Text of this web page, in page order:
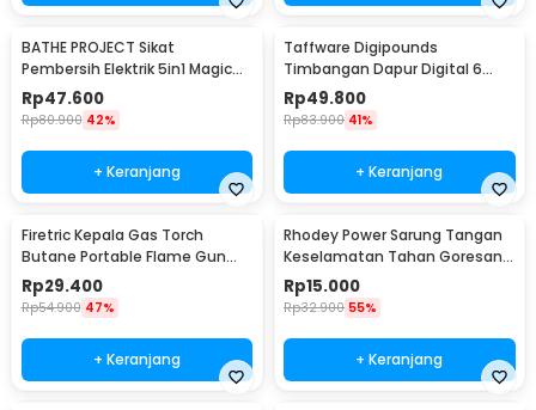
BATHE PROJECT Sikat
Pembersih Elektrik 5in1 Magic
Brush Rechargeable - WQ8110
Rp47.600
Rp80.900 42%
+ Keranjang
Taffware Digipounds
Timbangan Dapur Digital 6
Satuan 1kg 0.1g - i2000
Rp49.800
Rp83.900 41%
+ Keranjang
Firetric Kepala Gas Torch
Butane Portable Flame Gun
Adjustable - 807
Rp29.400
Rp54.900 47%
+ Keranjang
Rhodey Power Sarung Tangan
Keselamatan Tahan Goresan
Pisau - EN388
Rp15.000
Rp32.900 55%
+ Keranjang